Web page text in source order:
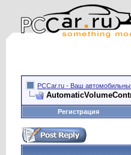
PCCar.ru - Ваш
Регистрация